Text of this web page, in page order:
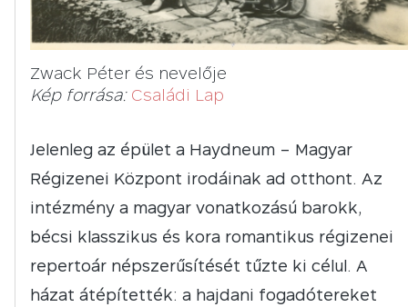
Zwack Péter és nevelője
Kép forrása: Családi Lap
Jelenleg az épület a Haydneum – Magyar
Régizenei Központ irodáinak ad otthont. Az
intézmény a magyar vonatkozású barokk,
bécsi klasszikus és kora romantikus régizenei
repertoár népszerűsítését tűzte ki célul. A
házat átépítették: a hajdani fogadótereket